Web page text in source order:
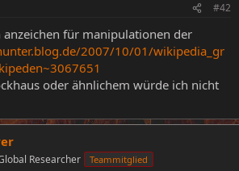
#42
für manipulationen der
2007/10/01/wikipedia_gr
oder ähnlichem würde ich nicht
Researcher Teammitglied